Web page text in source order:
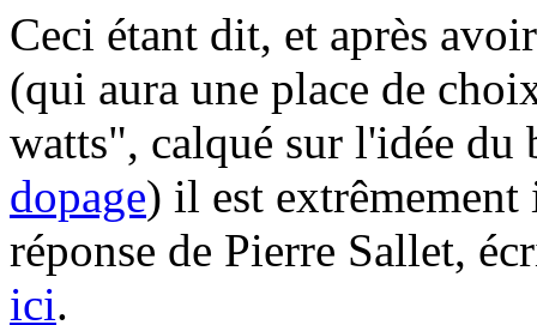
Ceci étant dit, et après
(qui aura une place de
watts", calqué sur l'idée du
dopage) il est
réponse de Pierre Sallet,
ici.